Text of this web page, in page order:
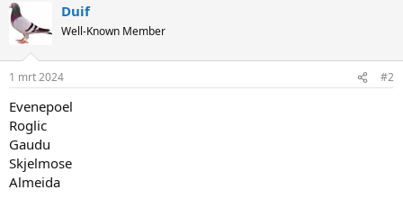
Duif
Well-Known Member
1 mrt 2024 #2
Evenepoel
Roglic
Gaudu
Skjelmose
Almeida